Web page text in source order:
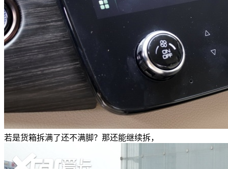
若是货箱拆满了还不满脚？那还能继续拆，